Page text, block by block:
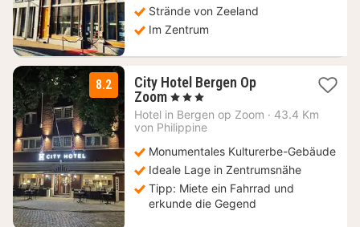
Strände von Zeeland
Im Zentrum
8.2
City Hotel Bergen Op
Zoom 1
Nacht
ab
78
€
, 3 Sterne
Hotel in Bergen op Zoom · 43.4 Km
von Philippine
Monumentales Kulturerbe-Gebäude
Ideale Lage in Zentrumsnähe
Tipp: Miete ein Fahrrad und
erkunde die Gegend